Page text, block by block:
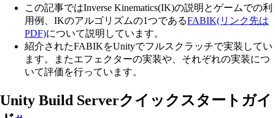
この記事ではInverse Kinematics(IK)の説明とゲームでの利
用例、IKのアルゴリズムの1つであるFABIK(リンク先は
PDF)について説明しています。
紹介されたFABIKをUnityでフルスクラッチで実装してい
ます。またエフェクターの実装や、それぞれの実装につ
いて評価を行っています。
Unity Build Serverクイックスタートガイ